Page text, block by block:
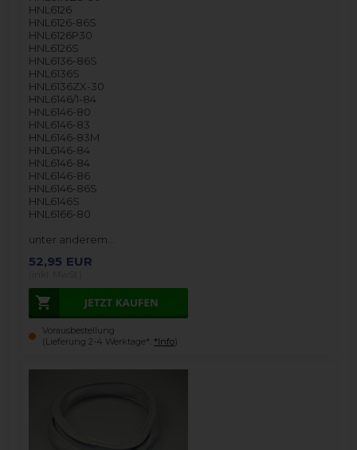
HNL6126
HNL6126-86S
HNL6126P30
HNL6126S
HNL6136-86S
HNL6136S
HNL6136ZX-30
HNL6146/1-84
HNL6146-80
HNL6146-83
HNL6146-83M
HNL6146-84
HNL6146-84
HNL6146-86
HNL6146-86S
HNL6146S
HNL6166-80
unter anderem…
52,95 EUR
Vorausbestellung
(Lieferung 2-4 Werktage*. *Info)